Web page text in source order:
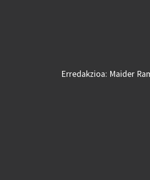
Erredakzioa: Maider